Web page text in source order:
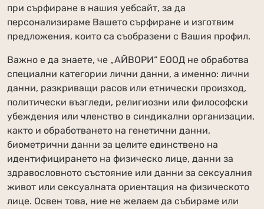
при сърфиране в нашия уебсайт, за да
персонализираме Вашето сърфиране и изготвим
предложения, които са съобразени с Вашия профил.
Важно е да знаете, че „АЙВОРИ“ ЕООД не обработва
специални категории лични данни, а именно: лични
данни, разкриващи расов или етнически произход,
политически възгледи, религиозни или философски
убеждения или членство в синдикални организации,
както и обработването на генетични данни,
биометрични данни за целите единствено на
идентифицирането на физическо лице, данни за
здравословното състояние или данни за сексуалния
живот или сексуалната ориентация на физическото
лице. Освен това, ние не желаем да събираме или